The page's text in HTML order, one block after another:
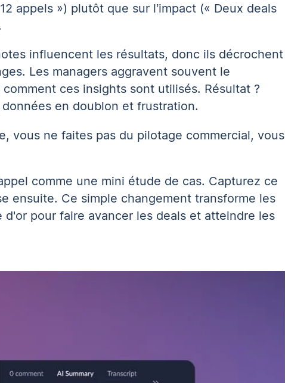
appels ») plutôt que sur l’impact (« Deux deals
influencent les résultats, donc ils décrochent
Les managers aggravent souvent le
ces insights sont utilisés. Résultat ?
en doublon et frustration.
vous ne faites pas du pilotage commercial, vous
comme une mini étude de cas. Capturez ce
ensuite. Ce simple changement transforme les
pour faire avancer les deals et atteindre les